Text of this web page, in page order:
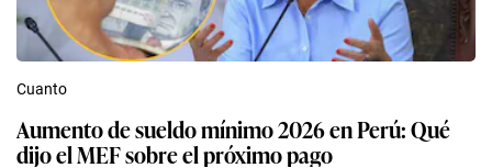
Cuanto
Aumento de sueldo mínimo 2026 en Perú: Qué
dijo el MEF sobre el próximo pago